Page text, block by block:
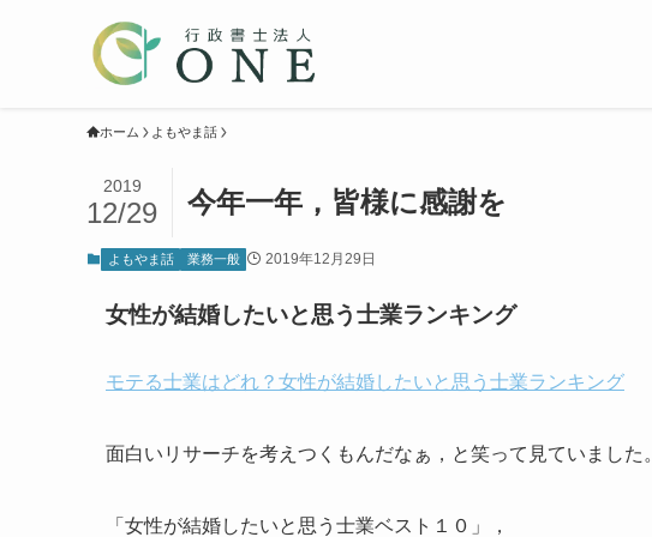
ホーム よもやま話
今年一年，皆様に感謝を
2019
12/29
よもやま話 業務一般 2019年12月29日
女性が結婚したいと思う士業ランキング
モテる士業はどれ？女性が結婚したいと思う士業ランキング
面白いリサーチを考えつくもんだなぁ，と笑って見ていました。
「女性が結婚したいと思う士業ベスト１０」，